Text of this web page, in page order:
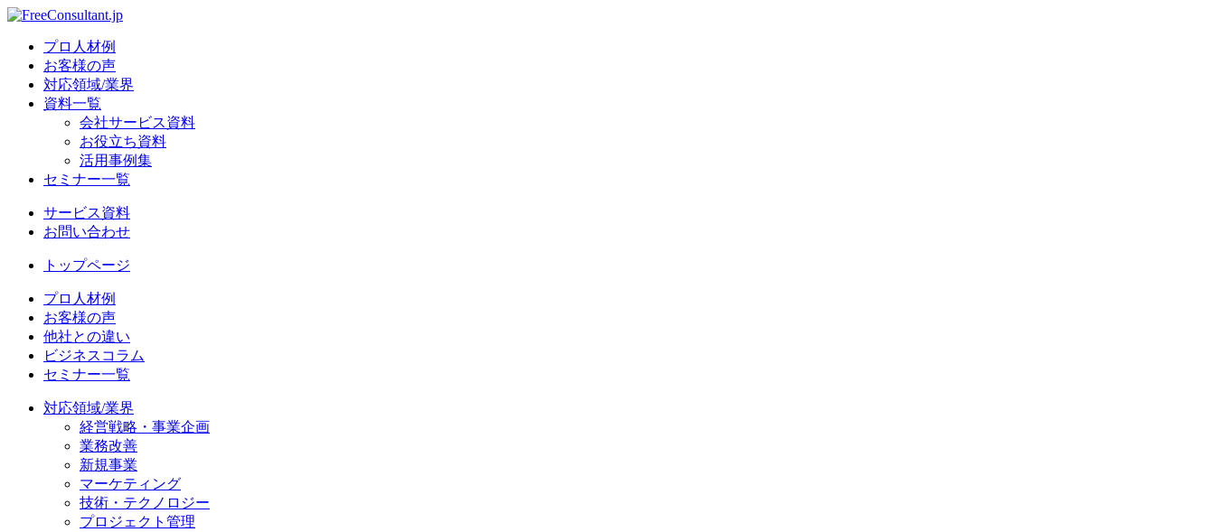
プロ人材例
お客様の声
対応領域/業界
資料一覧
会社サービス資料
お役立ち資料
活用事例集
セミナー一覧
サービス資料
お問い合わせ
トップページ
プロ人材例
お客様の声
他社との違い
ビジネスコラム
セミナー一覧
対応領域/業界
経営戦略・事業企画
業務改善
新規事業
マーケティング
技術・テクノロジー
プロジェクト管理